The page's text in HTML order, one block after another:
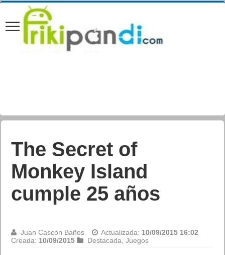
Keynote Apple en
directo iPhone 6S,
iPhone 6S Plus, iPad
Apple TV